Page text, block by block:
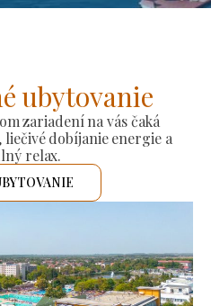
ubytovanie
zariadení na vás čaká
dobíjanie energie a
relax.